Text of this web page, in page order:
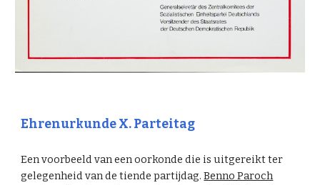
Ehrenurkunde X. Parteitag
Een voorbeeld van een oorkonde die is uitgereikt ter
gelegenheid van de tiende partijdag.Benno Paroch